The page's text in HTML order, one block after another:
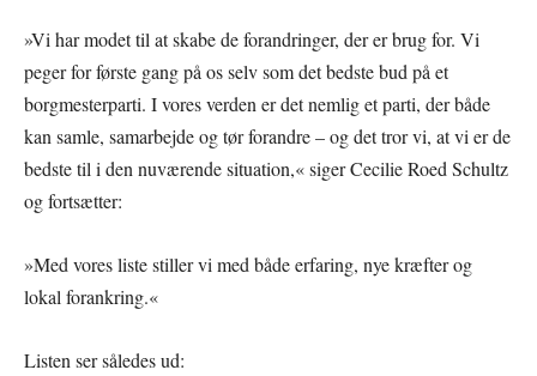
»Vi har modet til at skabe de forandringer, der er brug for. Vi
peger for første gang på os selv som det bedste bud på et
borgmesterparti. I vores verden er det nemlig et parti, der både
kan samle, samarbejde og tør forandre – og det tror vi, at vi er de
bedste til i den nuværende situation,« siger Cecilie Roed Schultz
og fortsætter:
»Med vores liste stiller vi med både erfaring, nye kræfter og
lokal forankring.«
Listen ser således ud: